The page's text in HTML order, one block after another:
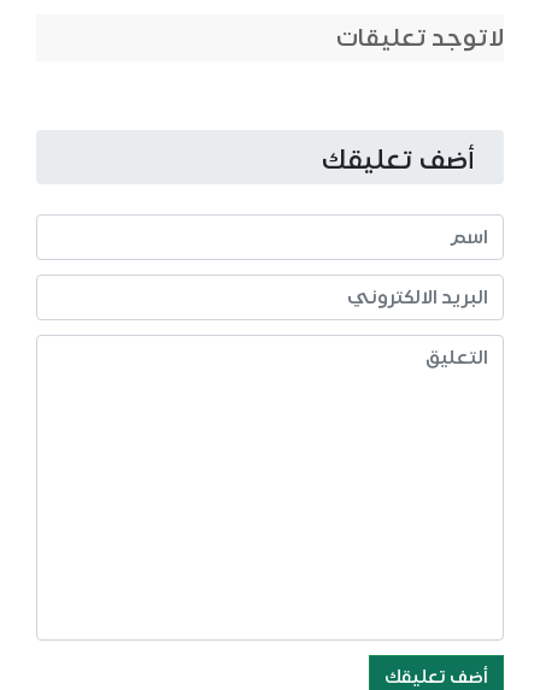
لاتوجد تعليقات
أضف تعليقك
أضف تعليقك